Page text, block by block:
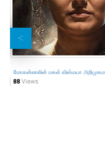
மோகன்லாலின் மகள் விஸ்மயா
88 Views